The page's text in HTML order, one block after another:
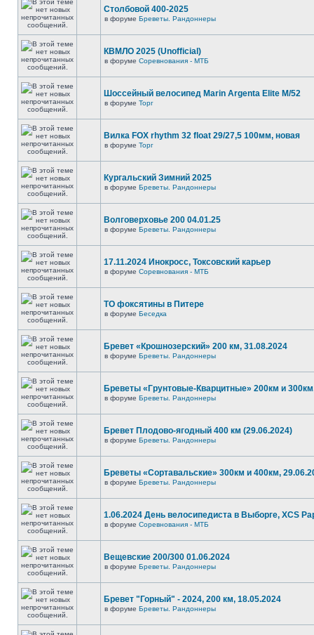
Столбовой 400-2025
в форуме Бреветы. Рандоннеры
КВМЛО 2025 (Unofficial)
в форуме Соревнования - МТБ
Шоссейный велосипед Marin Argenta Elite M/52
в форуме Торг
Вилка FOX rhythm 32 float 29/27,5 100мм, новая
в форуме Торг
Кургальский Зимний 2025
в форуме Бреветы. Рандоннеры
Волговерховье 200 04.01.25
в форуме Бреветы. Рандоннеры
17.11.2024 Инокросс, Токсовский карьер
в форуме Соревнования - МТБ
ТО фоксятины в Питере
в форуме Беседка
Бревет «Крошнозерский» 200 км, 31.08.2024
в форуме Бреветы. Рандоннеры
Бреветы «Грунтовые-Кварцитные» 200км и
в форуме Бреветы. Рандоннеры
Бревет Плодово-ягодный 400 км (29.06.2024)
в форуме Бреветы. Рандоннеры
Бреветы «Сортавальские» 300км и 400км,
в форуме Бреветы. Рандоннеры
1.06.2024 День велосипедиста в Выборге, XCS
в форуме Соревнования - МТБ
Вещевские 200/300 01.06.2024
в форуме Бреветы. Рандоннеры
Бревет "Горный" - 2024, 200 км, 18.05.2024
в форуме Бреветы. Рандоннеры